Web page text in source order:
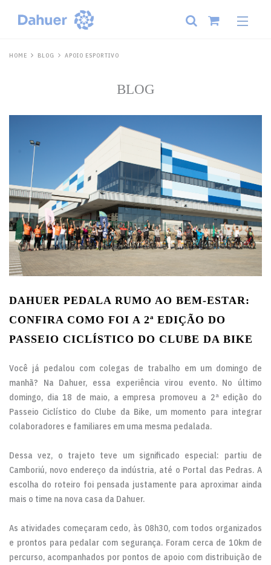
HOME BLOG APOIO ESPORTIVO
BLOG
DAHUER PEDALA RUMO AO BEM-ESTAR:
CONFIRA COMO FOI A 2ª EDIÇÃO DO
PASSEIO CICLÍSTICO DO CLUBE DA BIKE
Você já pedalou com colegas de trabalho em um domingo de
manhã? Na Dahuer, essa experiência virou evento. No último
domingo, dia 18 de maio, a empresa promoveu a 2ª edição do
Passeio Ciclístico do Clube da Bike, um momento para integrar
colaboradores e familiares em uma mesma pedalada.
Dessa vez, o trajeto teve um significado especial: partiu de
Camboriú, novo endereço da indústria, até o Portal das Pedras. A
escolha do roteiro foi pensada justamente para aproximar ainda
mais o time na nova casa da Dahuer.
As atividades começaram cedo, às 08h30, com todos organizados
e prontos para pedalar com segurança. Foram cerca de 10km de
percurso, acompanhados por pontos de apoio com distribuição de